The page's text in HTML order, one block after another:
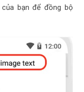
của bạn để đồng bộ